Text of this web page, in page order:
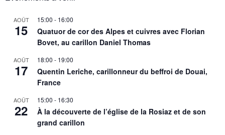
AOÛT
15
15:00 - 16:00
Quatuor de cor des Alpes et cuivres avec Florian
Bovet, au carillon Daniel Thomas
AOÛT
17
18:00 - 19:00
Quentin Leriche, carillonneur du beffroi de Douai,
France
AOÛT
22
15:00 - 16:30
À la découverte de l’église de la Rosiaz et de son
grand carillon